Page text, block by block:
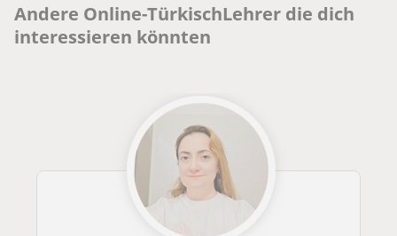
Andere Online-TürkischLehrer die dich
interessieren könnten